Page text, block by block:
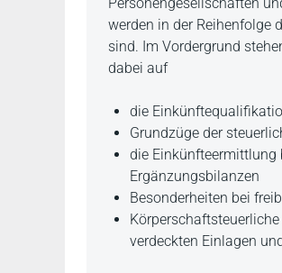
werden in der Reihenfolge
sind. Im Vordergrund
dabei auf
die
Grundzüge der
die Einkünfteermittlung
Ergänzungsbilanzen
Besonderheiten bei
verdeckten Einlagen